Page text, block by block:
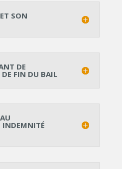
SON
DE
FIN DU BAIL
INDEMNITÉ